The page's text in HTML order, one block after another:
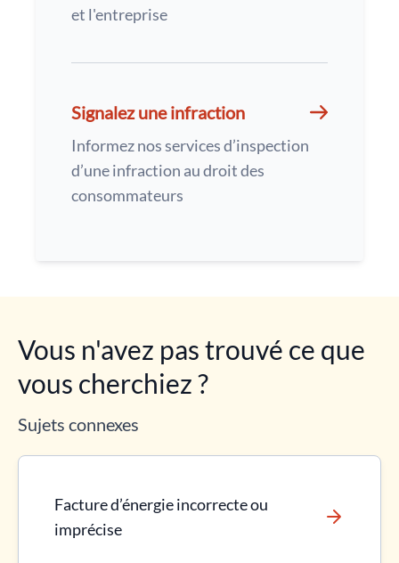
et l'entreprise
Signalez une infraction
Informez nos services d’inspection
d’une infraction au droit des
consommateurs
Vous n'avez pas trouvé ce que
vous cherchiez ?
Sujets connexes
Facture d’énergie incorrecte ou
imprécise